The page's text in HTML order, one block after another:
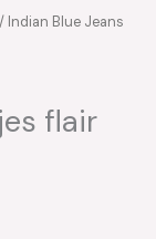
/ Indian Blue Jeans
flair